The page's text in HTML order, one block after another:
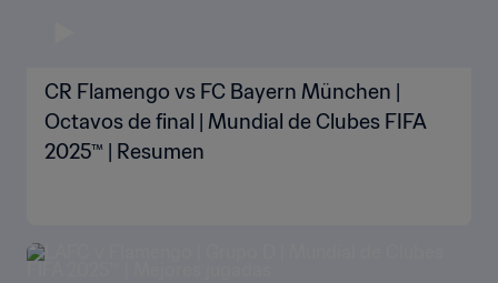
CR Flamengo vs FC Bayern München |
Octavos de final | Mundial de Clubes FIFA
2025™ | Resumen